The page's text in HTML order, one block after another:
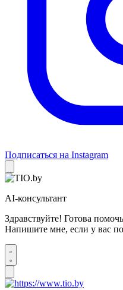
Подписаться на Instagram
AI-консультант
Здравствуйте! Готова
Напишите мне, если у вас